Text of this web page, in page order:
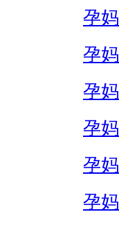
孕
孕
孕
孕
孕
孕